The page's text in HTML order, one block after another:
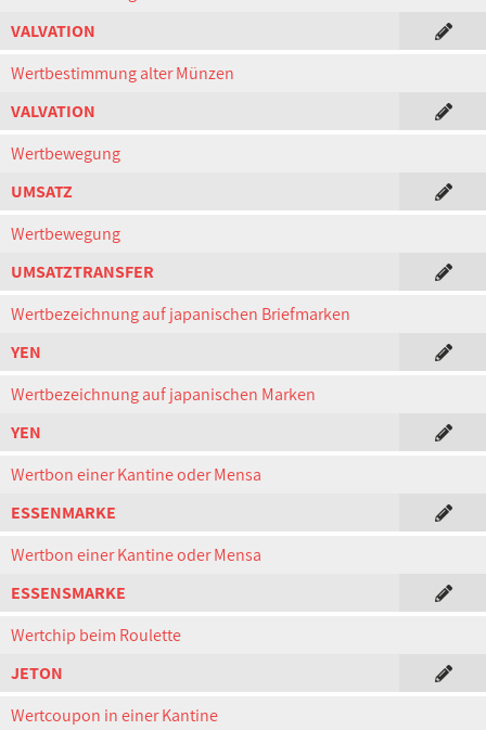
VALVATION
Wertbestimmung alter Münzen
VALVATION
Wertbewegung
UMSATZ
Wertbewegung
UMSATZTRANSFER
Wertbezeichnung auf japanischen Briefmarken
YEN
Wertbezeichnung auf japanischen Marken
YEN
Wertbon einer Kantine oder Mensa
ESSENMARKE
Wertbon einer Kantine oder Mensa
ESSENSMARKE
Wertchip beim Roulette
JETON
Wertcoupon in einer Kantine